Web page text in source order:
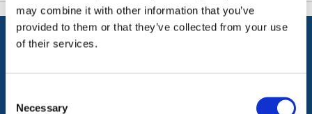
may combine it with other information that you’ve
provided to them or that they’ve collected from your use
of their services.
Selection
Necessary